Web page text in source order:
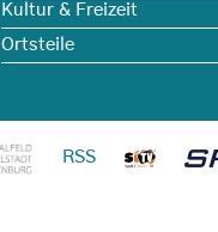
Kultur & Freizeit
Ortsteile
RSS